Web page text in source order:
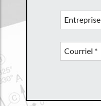
Entreprise
Courriel *